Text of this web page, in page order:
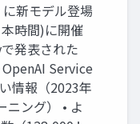
新モデル登場
時間)に開催
発表された
Service
情報（2023年
ニング） • よ